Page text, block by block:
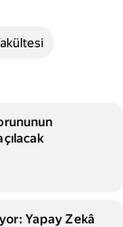
Yapay Zekâ